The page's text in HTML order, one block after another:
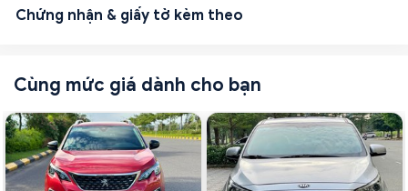
Chứng nhận & giấy tờ kèm theo
Cùng mức giá dành cho bạn